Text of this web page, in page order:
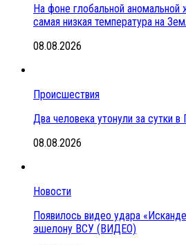
На фоне глобальной аномальной
самая низкая температура на
08.08.2026
Происшествия
Два человека утонули за сутки
08.08.2026
Новости
Появилось видео удара
эшелону ВСУ (ВИДЕО)